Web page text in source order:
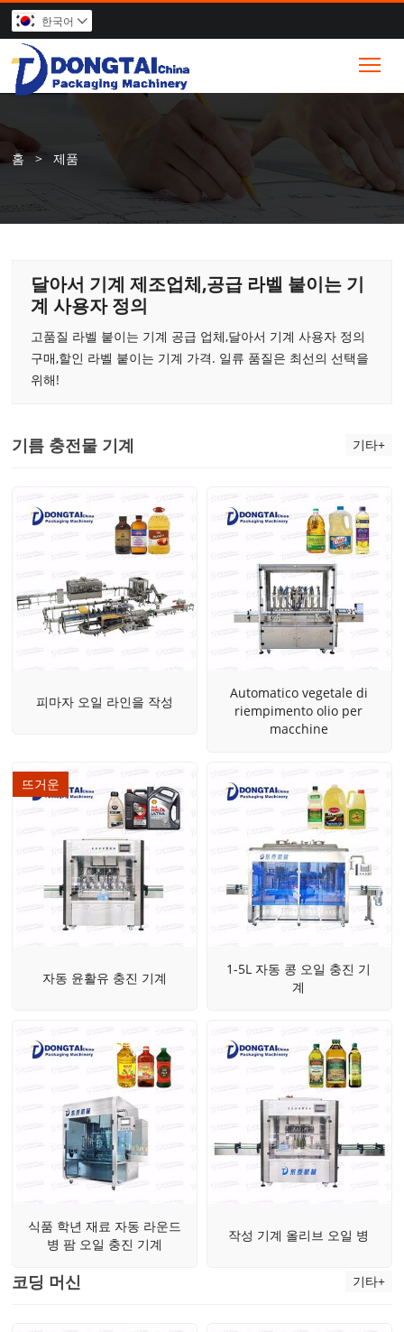
한국어 
홈 > 제품
달아서 기계 제조업체,공급 라벨 붙이는 기
계 사용자 정의
고품질 라벨 붙이는 기계 공급 업체,달아서 기계 사용자 정의
구매,할인 라벨 붙이는 기계 가격. 일류 품질은 최선의 선택을
위해!
기름 충전물 기계 기타+
피마자 오일 라인을 작성
Automatico vegetale di
riempimento olio per
macchine
뜨거운
자동 윤활유 충진 기계
1-5L 자동 콩 오일 충진 기
계
식품 학년 재료 자동 라운드
병 팜 오일 충진 기계
작성 기계 올리브 오일 병
코딩 머신 기타+